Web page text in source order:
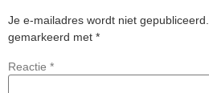
Je e-mailadres wordt niet gepubliceerd.
gemarkeerd met *
Reactie *